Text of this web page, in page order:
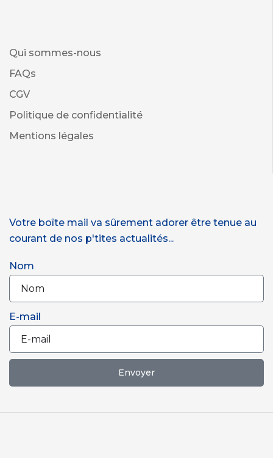
Qui sommes-nous
FAQs
CGV
Politique de confidentialité
Mentions légales
Votre boîte mail va sûrement adorer être tenue au
courant de nos p'tites actualités...
Nom
E-mail
Envoyer